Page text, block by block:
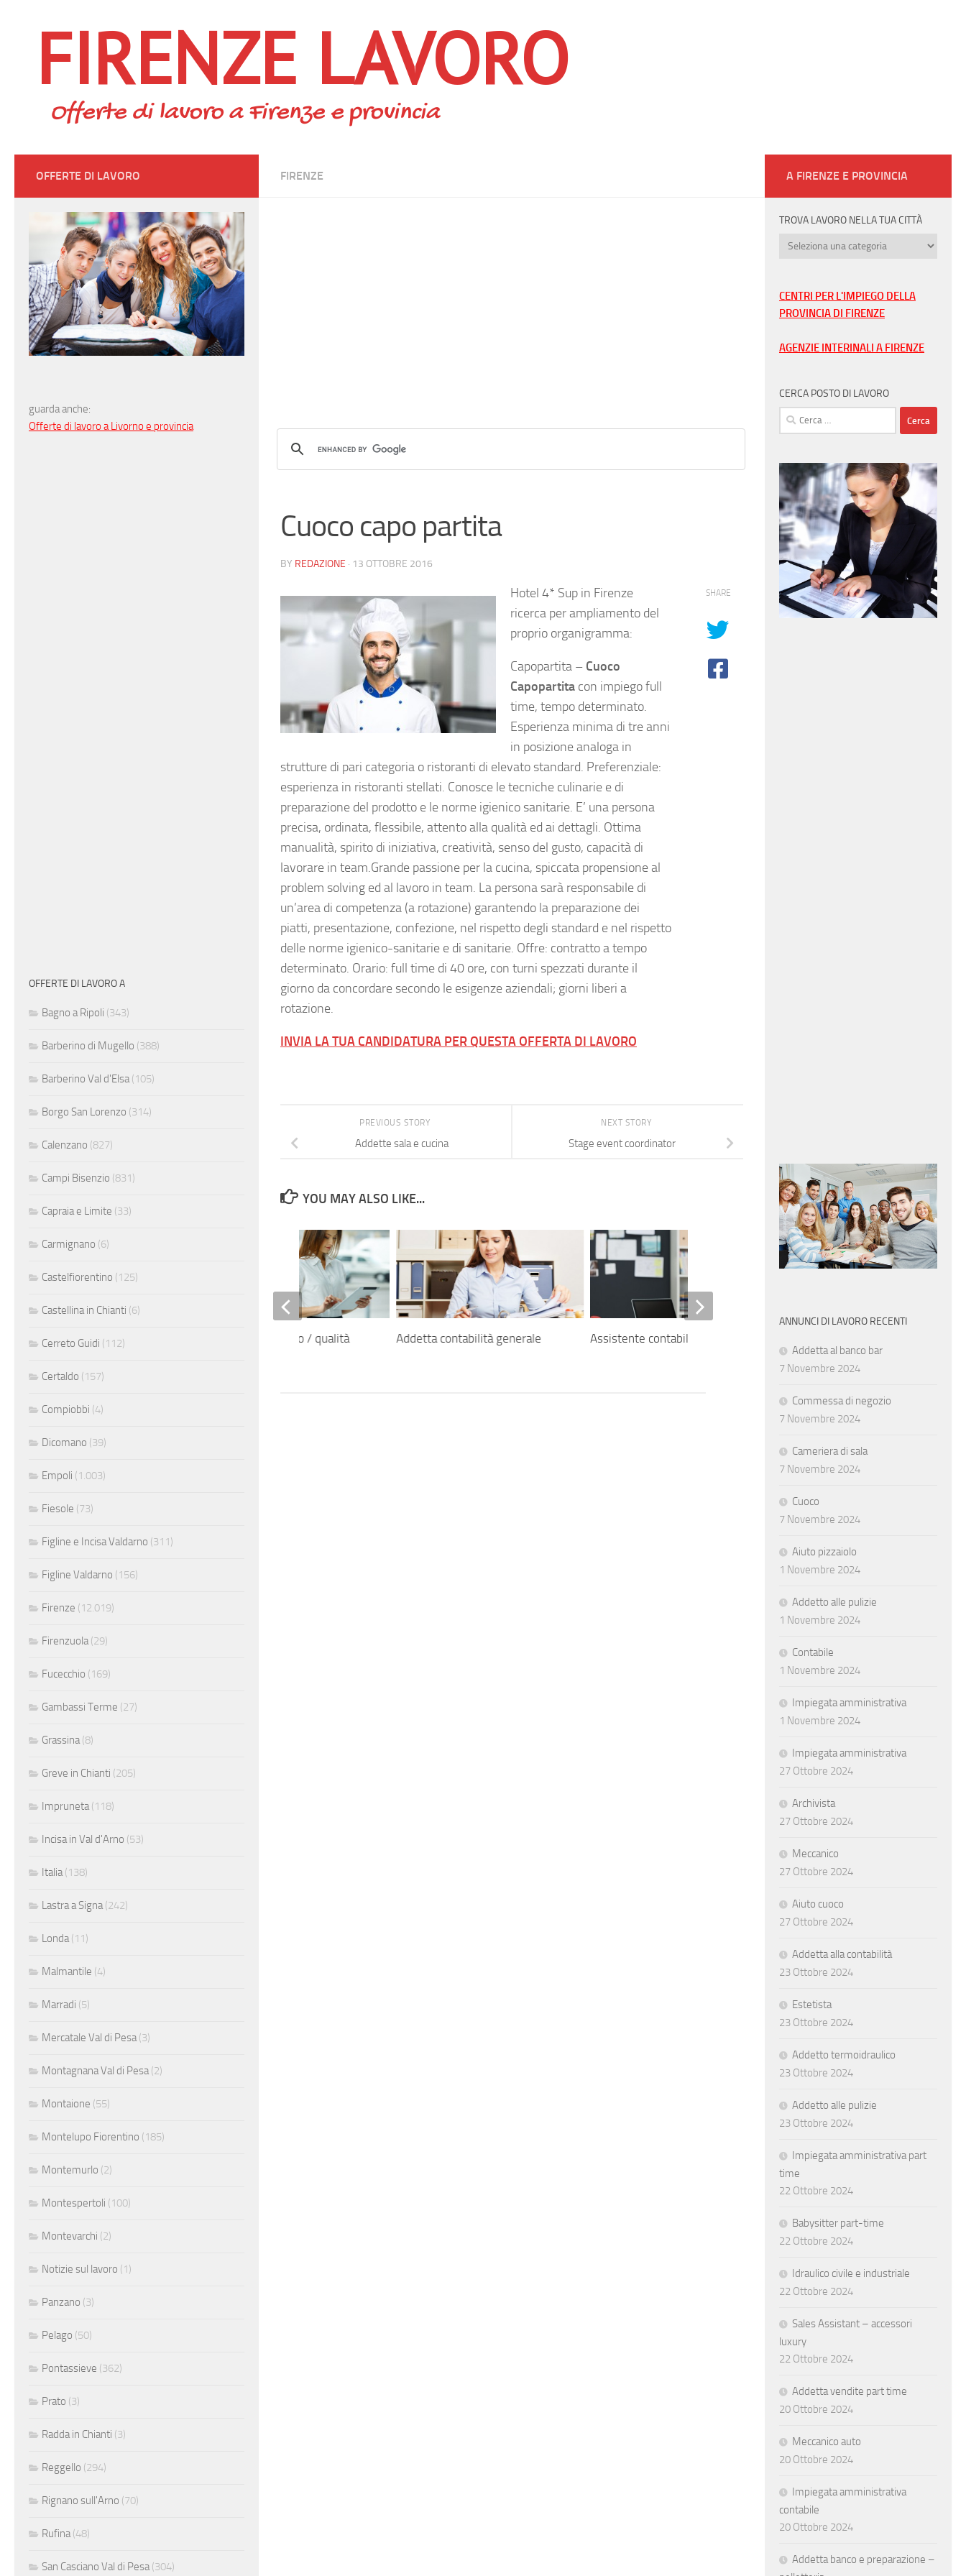
FIRENZE LAVORO
Offerte di lavoro a Firenze e provincia
FIRENZE
Cuoco capo partita
BY REDAZIONE · 13 OTTOBRE 2016
Hotel 4* Sup in Firenze
ricerca per ampliamento del
proprio organigramma:
Capopartita – Cuoco
Capopartita con impiego full
time, tempo determinato.
Esperienza minima di tre anni
in posizione analoga in
strutture di pari categoria o ristoranti di elevato standard. Preferenziale:
esperienza in ristoranti stellati. Conosce le tecniche culinarie e di
preparazione del prodotto e le norme igienico sanitarie. E’ una persona
precisa, ordinata, flessibile, attento alla qualità ed ai dettagli. Ottima
manualità, spirito di iniziativa, creatività, senso del gusto, capacità di
lavorare in team.Grande passione per la cucina, spiccata propensione al
problem solving ed al lavoro in team. La persona sarà responsabile di
un’area di competenza (a rotazione) garantendo la preparazione dei
piatti, presentazione, confezione, nel rispetto degli standard e nel rispetto
delle norme igienico-sanitarie e di sanitarie. Offre: contratto a tempo
determinato. Orario: full time di 40 ore, con turni spezzati durante il
giorno da concordare secondo le esigenze aziendali; giorni liberi a
rotazione.
INVIA LA TUA CANDIDATURA PER QUESTA OFFERTA DI LAVORO
SHARE
NEXT STORY
Stage event coordinator
PREVIOUS STORY
Addette sala e cucina
YOU MAY ALSO LIKE...
Addetta contabilità generale Assistente contabilità
Analista di processo / qualità
OFFERTE DI LAVORO
guarda anche:
Offerte di lavoro a Livorno e provincia
OFFERTE DI LAVORO A
Bagno a Ripoli (343)
Barberino di Mugello (388)
Barberino Val d'Elsa(105)
Borgo San Lorenzo (314)
Calenzano (827)
Campi Bisenzio (831)
Capraia e Limite (33)
Carmignano (6)
Castelfiorentino (125)
Castellina in Chianti (6)
Cerreto Guidi (112)
Certaldo (157)
Compiobbi (4)
Dicomano (39)
Empoli (1.003)
Fiesole (73)
Figline e Incisa Valdarno (311)
Figline Valdarno (156)
Firenze (12.019)
Firenzuola(29)
Fucecchio (169)
Gambassi Terme (27)
Grassina(8)
Greve in Chianti (205)
Impruneta(118)
Incisa in Val d'Arno (53)
Italia(138)
Lastra a Signa(242)
Londa(11)
Malmantile (4)
Marradi (5)
Mercatale Val di Pesa(3)
Montagnana Val di Pesa(2)
Montaione (55)
Montelupo Fiorentino (185)
Montemurlo (2)
Montespertoli (100)
Montevarchi (2)
Notizie sul lavoro (1)
Panzano (3)
Pelago (50)
Pontassieve (362)
Prato (3)
Radda in Chianti (3)
Reggello (294)
Rignano sull'Arno (70)
Rufina(48)
San Casciano Val di Pesa(304)
A FIRENZE E PROVINCIA
TROVA LAVORO NELLA TUA CITTÀ
Trova
tua
città
CENTRI PER L'IMPIEGO DELLA
PROVINCIA DI FIRENZE
AGENZIE INTERINALI A FIRENZE
CERCA POSTO DI LAVORO
Ricerca
per:
ANNUNCI DI LAVORO RECENTI
Addetta al banco bar
7 Novembre 2024
Commessa di negozio
7 Novembre 2024
Cameriera di sala
7 Novembre 2024
Cuoco
7 Novembre 2024
Aiuto pizzaiolo
1 Novembre 2024
Addetto alle pulizie
1 Novembre 2024
Contabile
1 Novembre 2024
Impiegata amministrativa
1 Novembre 2024
Impiegata amministrativa
27 Ottobre 2024
Archivista
27 Ottobre 2024
Meccanico
27 Ottobre 2024
Aiuto cuoco
27 Ottobre 2024
Addetta alla contabilità
23 Ottobre 2024
Estetista
23 Ottobre 2024
Addetto termoidraulico
23 Ottobre 2024
Addetto alle pulizie
23 Ottobre 2024
Impiegata amministrativa part
time
22 Ottobre 2024
Babysitter part-time
22 Ottobre 2024
Idraulico civile e industriale
22 Ottobre 2024
Sales Assistant – accessori
luxury
22 Ottobre 2024
Addetta vendite part time
20 Ottobre 2024
Meccanico auto
20 Ottobre 2024
Impiegata amministrativa
contabile
20 Ottobre 2024
Addetta banco e preparazione –